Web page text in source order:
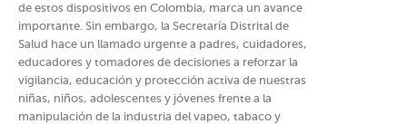
de estos dispositivos en Colombia, marca un avance
importante. Sin embargo, la Secretaría Distrital de
Salud hace un llamado urgente a padres, cuidadores,
educadores y tomadores de decisiones a reforzar la
vigilancia, educación y protección activa de nuestras
niñas, niños, adolescentes y jóvenes frente a la
manipulación de la industria del vapeo, tabaco y